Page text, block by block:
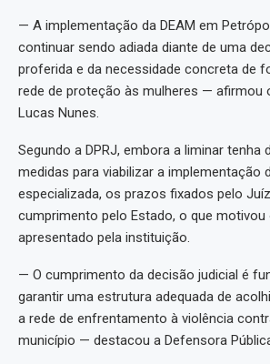
— A implementação da DEAM em
continuar sendo adiada diante de uma
proferida e da necessidade concreta de
rede de proteção às mulheres — afirmou
Lucas Nunes.
Segundo a DPRJ, embora a liminar tenha
medidas para viabilizar a implementação
especializada, os prazos fixados pelo
cumprimento pelo Estado, o que motivou
apresentado pela instituição.
— O cumprimento da decisão judicial é
garantir uma estrutura adequada de
a rede de enfrentamento à violência
município — destacou a Defensora